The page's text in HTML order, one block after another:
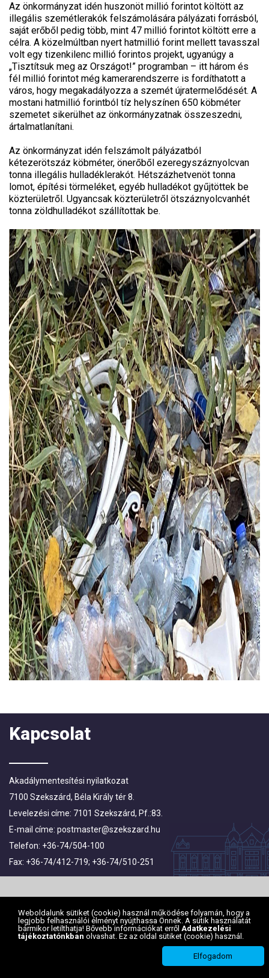
Weboldalunk sütiket (cookie) használ működése folyamán, hogy a
legjobb felhasználói élményt nyújthassa Önnek. A sütik használatát
bármikor letilthatja! Bővebb információkat erről Adatkezelési
tájékoztatónkban olvashat. Ez az oldal sütiket (cookie) használ.
Elfogadom
Az önkormányzat idén huszonöt millió forintot költött az
illegális szemétlerakók felszámolására pályázati forrásból,
saját erőből pedig több, mint 47 millió forintot költött erre a
célra. A közelmúltban nyert hatmillió forint mellett tavasszal
volt egy tizenkilenc millió forintos projekt, ugyanúgy a
„Tisztítsuk meg az Országot!” programban – itt három és
fél millió forintot még kamerarendszerre is fordíthatott a
város, hogy megakadályozza a szemét újratermelődését. A
mostani hatmillió forintból tíz helyszínen 650 köbméter
szemetet sikerülhet az önkormányzatnak összeszedni,
ártalmatlanítani.
Az önkormányzat idén felszámolt pályázatból
kétezerötszáz köbméter, önerőből ezeregyszáznyolcvan
tonna illegális hulladéklerakót. Hétszázhetvenöt tonna
lomot, építési törmeléket, egyéb hulladékot gyűjtöttek be
közterületről. Ugyancsak közterületről ötszáznyolcvanhét
tonna zöldhulladékot szállítottak be.
Kapcsolat
Akadálymentesítési nyilatkozat
7100 Szekszárd, Béla Király tér 8.
Levelezési címe: 7101 Szekszárd, Pf.:83.
E-mail címe: postmaster@szekszard.hu
Telefon: +36-74/504-100
Fax: +36-74/412-719; +36-74/510-251